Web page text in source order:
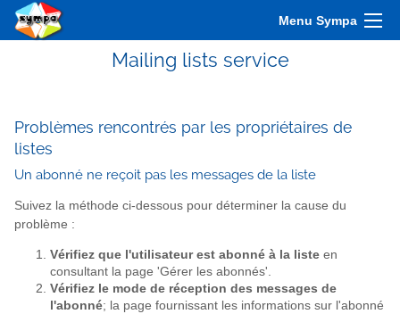
Menu Sympa
Mailing lists service
Problèmes rencontrés par les propriétaires de
listes
Un abonné ne reçoit pas les messages de la liste
Suivez la méthode ci-dessous pour déterminer la cause du
problème :
Vérifiez que l'utilisateur est abonné à la liste en
consultant la page 'Gérer les abonnés'.
Vérifiez le mode de réception des messages de
l'abonné; la page fournissant les informations sur l'abonné